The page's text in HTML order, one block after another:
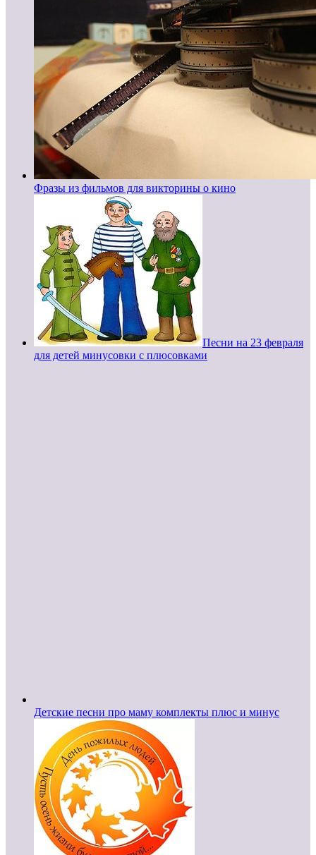
Фразы из фильмов для викторины о кино
Песни на 23 февраля
для детей минусовки с плюсовками
Детские песни про маму комплекты плюс и минус